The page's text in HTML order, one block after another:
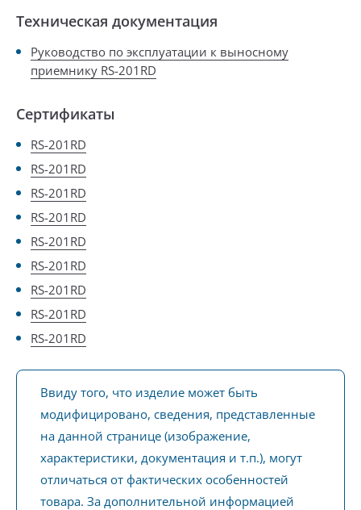
Техническая документация
Руководство по эксплуатации к выносному
приемнику RS-201RD
Сертификаты
RS-201RD
RS-201RD
RS-201RD
RS-201RD
RS-201RD
RS-201RD
RS-201RD
RS-201RD
RS-201RD
Ввиду того, что изделие может быть
модифицировано, сведения, представленные
на данной странице (изображение,
характеристики, документация и т.п.), могут
отличаться от фактических особенностей
товара. За дополнительной информацией